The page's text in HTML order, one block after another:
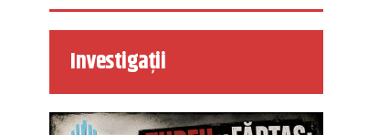
Investigații